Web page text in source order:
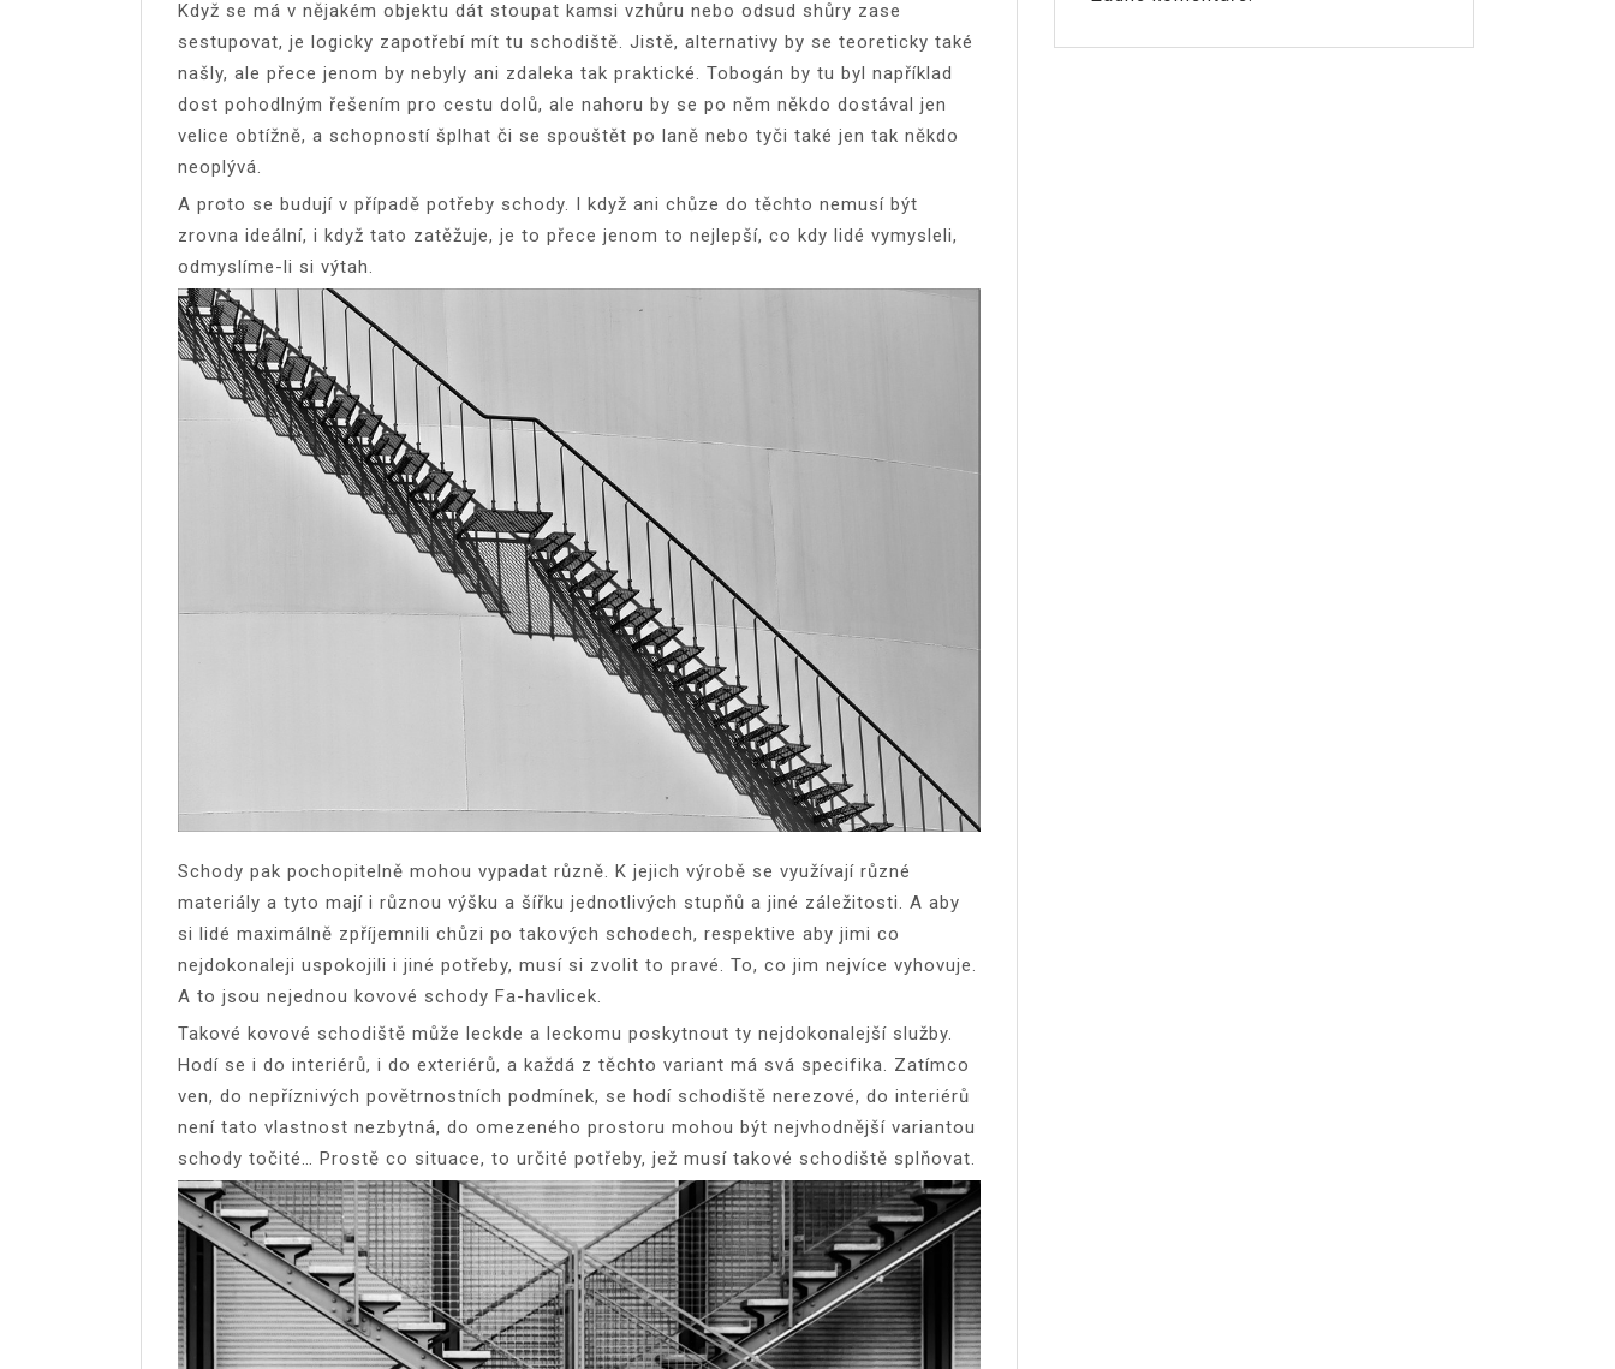
Když se má v nějakém objektu dát stoupat kamsi vzhůru nebo odsud shůry zase
sestupovat, je logicky zapotřebí mít tu schodiště. Jistě, alternativy by se teoreticky také
našly, ale přece jenom by nebyly ani zdaleka tak praktické. Tobogán by tu byl například
dost pohodlným řešením pro cestu dolů, ale nahoru by se po něm někdo dostával jen
velice obtížně, a schopností šplhat či se spouštět po laně nebo tyči také jen tak někdo
neoplývá.
A proto se budují v případě potřeby schody. I když ani chůze do těchto nemusí být
zrovna ideální, i když tato zatěžuje, je to přece jenom to nejlepší, co kdy lidé vymysleli,
odmyslíme-li si výtah.
Schody pak pochopitelně mohou vypadat různě. K jejich výrobě se využívají různé
materiály a tyto mají i různou výšku a šířku jednotlivých stupňů a jiné záležitosti. A aby
si lidé maximálně zpříjemnili chůzi po takových schodech, respektive aby jimi co
nejdokonaleji uspokojili i jiné potřeby, musí si zvolit to pravé. To, co jim nejvíce vyhovuje.
A to jsou nejednou kovové schody Fa-havlicek.
Takové kovové schodiště může leckde a leckomu poskytnout ty nejdokonalejší služby.
Hodí se i do interiérů, i do exteriérů, a každá z těchto variant má svá specifika. Zatímco
ven, do nepříznivých povětrnostních podmínek, se hodí schodiště nerezové, do interiérů
není tato vlastnost nezbytná, do omezeného prostoru mohou být nejvhodnější variantou
schody točité… Prostě co situace, to určité potřeby, jež musí takové schodiště splňovat.